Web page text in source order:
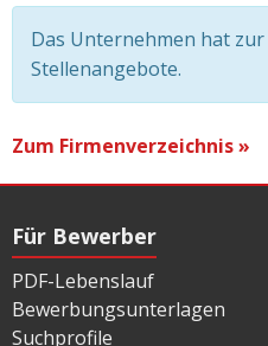
Das Unternehmen hat
Stellenangebote.
Zum Firmenverzeichnis »
Für Bewerber
PDF-Lebenslauf
Bewerbungsunterlagen
Suchprofile